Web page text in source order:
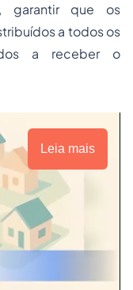
garantir que os
a todos os
a receber o
Leia mais